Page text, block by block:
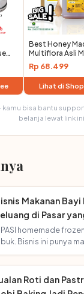
Best Honey
Multiflora Asli
Alami
Rp 68.499
Lihat di
kamu bisa bantu
belanja lewat link ini
Makanan Bayi
di Pasar
homemade
Bisnis ini punya
bertambah seiring
Roti dan